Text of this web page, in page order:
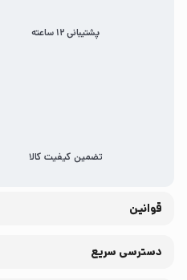
پشتیبانی 12 ساعته
تضمین کیفیت کالا
قوانین
دسترسی سریع